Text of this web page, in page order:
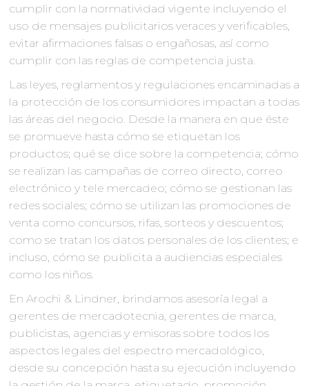
cumplir con la normatividad vigente incluyendo el
uso de mensajes publicitarios veraces y verificables,
evitar afirmaciones falsas o engañosas, así como
cumplir con las reglas de competencia justa.
Las leyes, reglamentos y regulaciones encaminadas a
la protección de los consumidores impactan a todas
las áreas del negocio. Desde la manera en que éste
se promueve hasta cómo se etiquetan los
productos; qué se dice sobre la competencia; cómo
se realizan las campañas de correo directo, correo
electrónico y tele mercadeo; cómo se gestionan las
redes sociales; cómo se utilizan las promociones de
venta como concursos, rifas, sorteos y descuentos;
como se tratan los datos personales de los clientes; e
incluso, cómo se publicita a audiencias especiales
como los niños.
En Arochi & Lindner, brindamos asesoría legal a
gerentes de mercadotecnia, gerentes de marca,
publicistas, agencias y emisoras sobre todos los
aspectos legales del espectro mercadológico,
desde su concepción hasta su ejecución incluyendo